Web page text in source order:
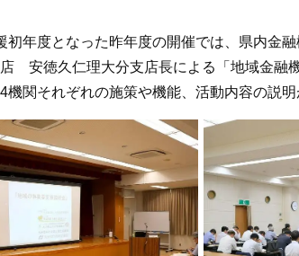
年度となった昨年度の開催では、県内金融
安徳久仁理大分支店長による「地域金融
機関それぞれの施策や機能、活動内容の説明